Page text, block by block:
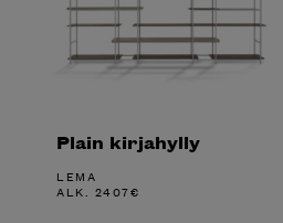
Plain kirjahylly
LEMA
ALK. 2407€